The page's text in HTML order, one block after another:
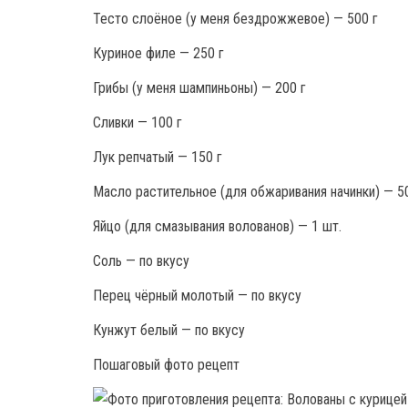
Тесто слоёное (у меня бездрожжевое) — 500 г
Куриное филе — 250 г
Грибы (у меня шампиньоны) — 200 г
Сливки — 100 г
Лук репчатый — 150 г
Масло растительное (для обжаривания начинки) —
Яйцо (для смазывания волованов) — 1 шт.
Соль — по вкусу
Перец чёрный молотый — по вкусу
Кунжут белый — по вкусу
Пошаговый фото рецепт